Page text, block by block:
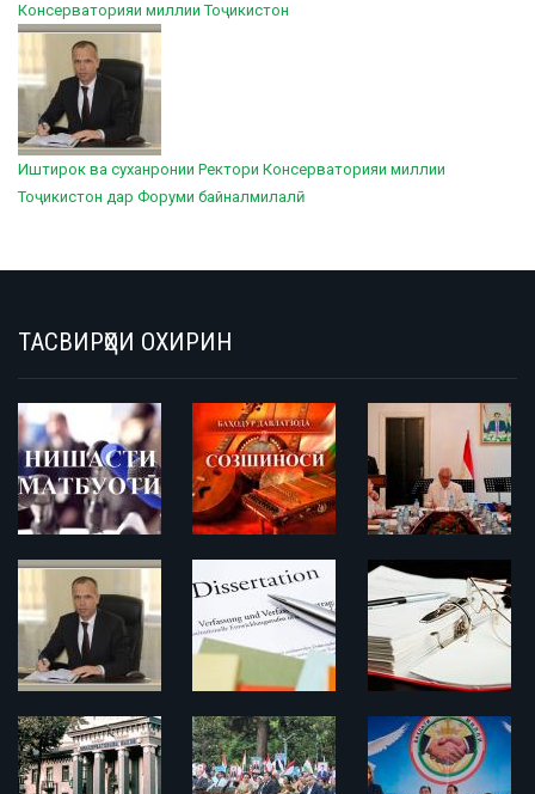
Консерваторияи миллии Тоҷикистон
Иштирок ва суханронии Ректори Консерваторияи миллии
Тоҷикистон дар Форуми байналмилалӣ
ТАСВИРҲОИ ОХИРИН